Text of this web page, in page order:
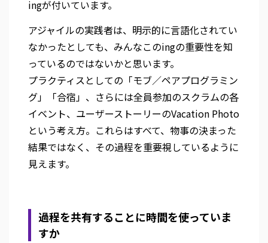
ingが付いています。
アジャイルの実践者は、明示的に言語化されてい
なかったとしても、みんなこのingの重要性を知
っているのではないかと思います。
プラクティスとしての「モブ／ペアプログラミン
グ」「合宿」、さらには全員参加のスクラムの各
イベント、ユーザーストーリーのVacation Photo
という考え方。これらはすべて、物事の決まった
結果ではなく、その過程を重要視しているように
見えます。
過程を共有することに時間を使っていま
すか